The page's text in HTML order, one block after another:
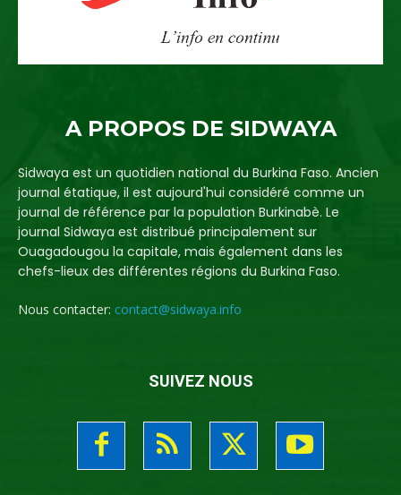
A PROPOS DE SIDWAYA
Sidwaya est un quotidien national du Burkina Faso. Ancien
journal étatique, il est aujourd'hui considéré comme un
journal de référence par la population Burkinabè. Le
journal Sidwaya est distribué principalement sur
Ouagadougou la capitale, mais également dans les
chefs-lieux des différentes régions du Burkina Faso.
Nous contacter: contact@sidwaya.info
SUIVEZ NOUS